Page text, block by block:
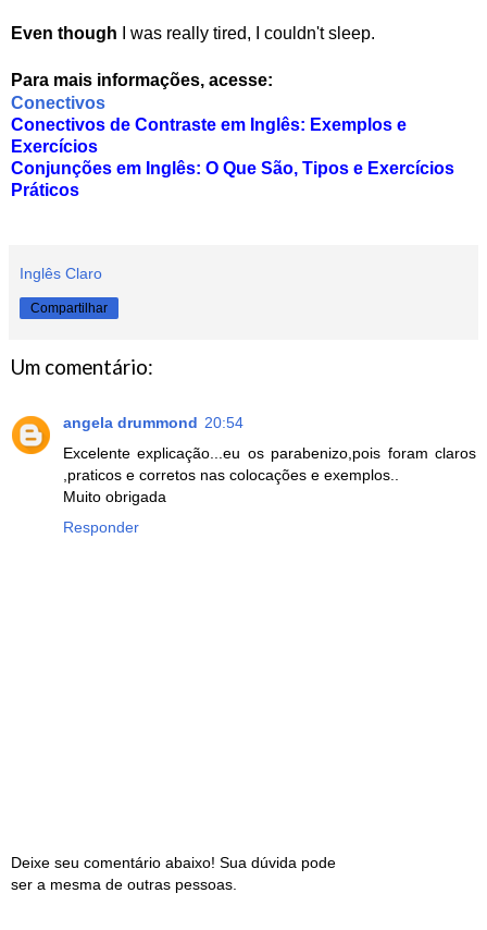
Even though I was really tired, I couldn't sleep.
Para mais informações, acesse:
Conectivos
Conectivos de Contraste em Inglês: Exemplos e
Exercícios
Conjunções em Inglês: O Que São, Tipos e Exercícios
Práticos
Inglês Claro
Compartilhar
Um comentário:
angela drummond 20:54
Excelente explicação...eu os parabenizo,pois foram claros
,praticos e corretos nas colocações e exemplos..
Muito obrigada
Responder
Deixe seu comentário abaixo! Sua dúvida pode
ser a mesma de outras pessoas.